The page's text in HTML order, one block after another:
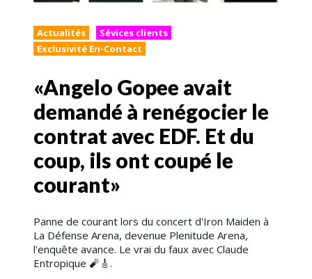
Actualités
Sévices clients
Exclusivité En-Contact
«Angelo Gopee avait
demandé à renégocier le
contrat avec EDF. Et du
coup, ils ont coupé le
courant»
Panne de courant lors du concert d'Iron Maiden à
La Défense Arena, devenue Plenitude Arena,
l'enquête avance. Le vrai du faux avec Claude
Entropique 🧨​🎸.